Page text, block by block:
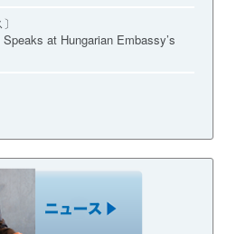
at Hungarian Embassy’s